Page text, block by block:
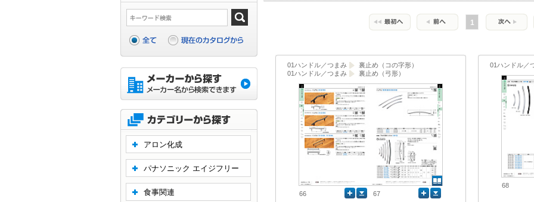
1
01ハンドル／つまみ
裏止め（コの字形）
01ハンドル／つまみ
裏止め（弓形）
66 67
01ハンドル／
68
アロン化成
パナソニック エイジフリー
食事関連